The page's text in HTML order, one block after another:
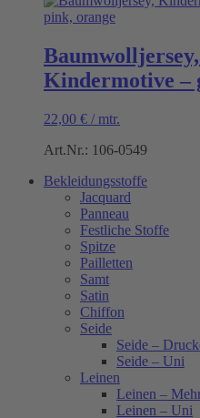
Kindermotive –
22,00 € / mtr.
Art.Nr.: 106-0549
Bekleidungsstoffe
Jacquard
Panneau
Festliche Stoffe
Spitze
Pailletten
Samt
Satin
Chiffon
Seide
Seide –
Seide – Uni
Leinen
Leinen –
Leinen – Uni